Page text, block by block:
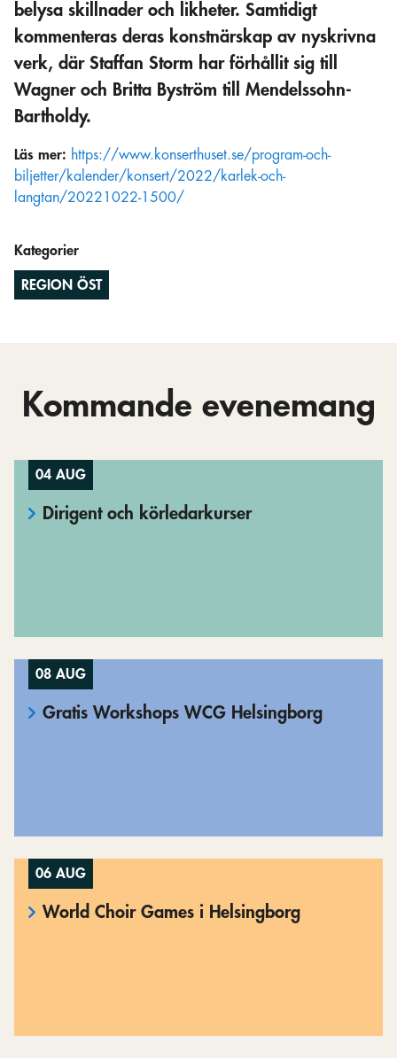
belysa skillnader och likheter. Samtidigt
kommenteras deras konstnärskap av nyskrivna
verk, där Staffan Storm har förhållit sig till
Wagner och Britta Byström till Mendelssohn-
Bartholdy.
Läs mer: https://www.konserthuset.se/program-och-
biljetter/kalender/konsert/2022/karlek-och-
langtan/20221022-1500/
Kategorier
REGION ÖST
Kommande evenemang
04 AUG
Dirigent och körledarkurser
08 AUG
Gratis Workshops WCG Helsingborg
06 AUG
World Choir Games i Helsingborg